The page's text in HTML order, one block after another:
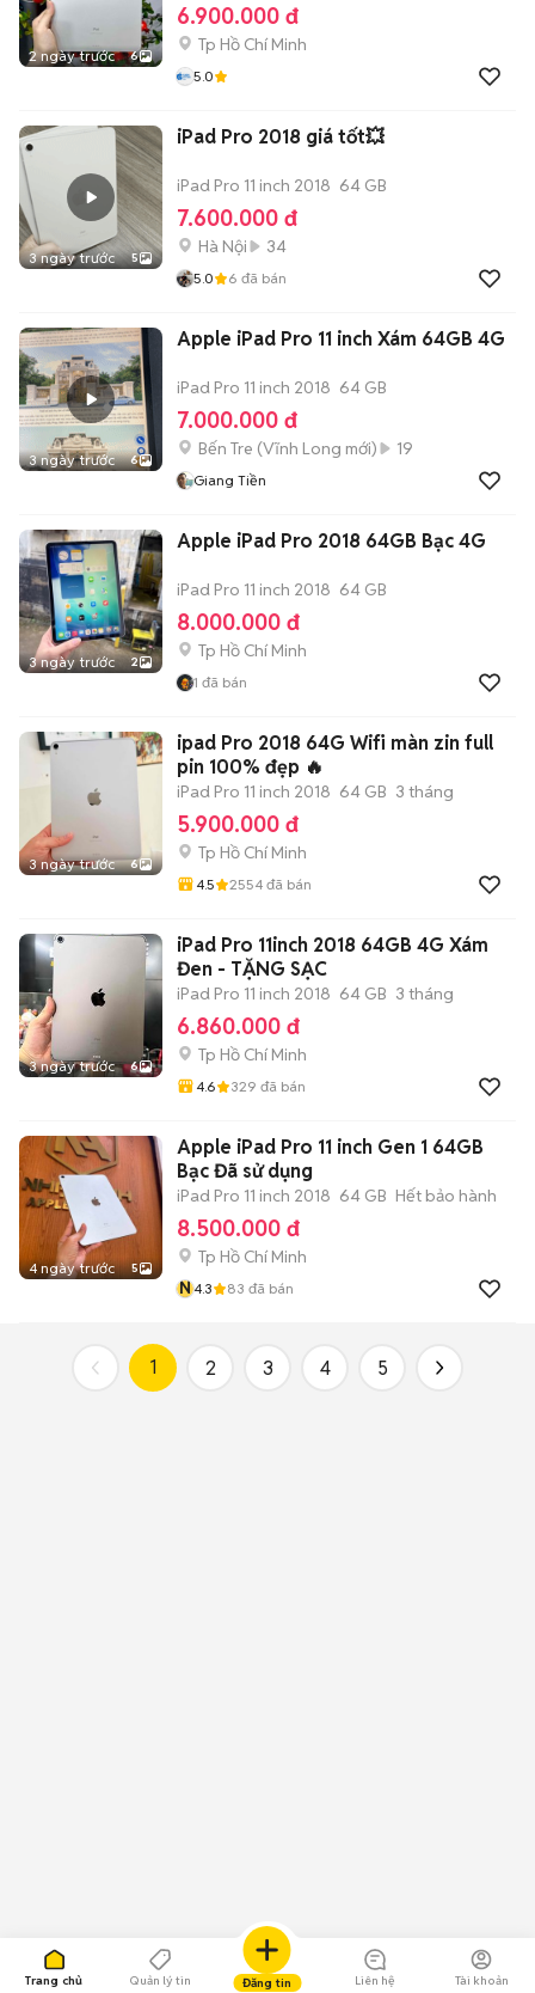
Trang chủ Quản lý tin Đăng tin Liên hệ Tài khoản
2 ngày trước 6
6.900.000 đ
Tp Hồ Chí Minh
5.0
3 ngày trước 5
iPad Pro 2018 giá tốt💥
iPad Pro 11 inch 2018 64 GB
7.600.000 đ
Hà Nội 34
5.0 6 đã bán
3 ngày trước 6
Apple iPad Pro 11 inch Xám 64GB 4G
iPad Pro 11 inch 2018 64 GB
7.000.000 đ
Bến Tre (Vĩnh Long mới) 19
Giang Tiền
3 ngày trước 2
Apple iPad Pro 2018 64GB Bạc 4G
iPad Pro 11 inch 2018 64 GB
8.000.000 đ
Tp Hồ Chí Minh
1 đã bán
3 ngày trước 6
ipad Pro 2018 64G Wifi màn zin full
pin 100% đẹp 🔥
iPad Pro 11 inch 2018 64 GB 3 tháng
5.900.000 đ
Tp Hồ Chí Minh
4.5 2554 đã bán
3 ngày trước 6
iPad Pro 11inch 2018 64GB 4G Xám
Đen - TẶNG SẠC
iPad Pro 11 inch 2018 64 GB 3 tháng
6.860.000 đ
Tp Hồ Chí Minh
4.6 329 đã bán
4 ngày trước 5
Apple iPad Pro 11 inch Gen 1 64GB
Bạc Đã sử dụng
iPad Pro 11 inch 2018 64 GB Hết bảo hành
8.500.000 đ
Tp Hồ Chí Minh
N4.3 83 đã bán
1 2 3 4 5